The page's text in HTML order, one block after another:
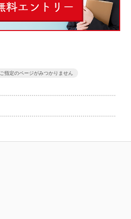
ご指定のページがみつかりません